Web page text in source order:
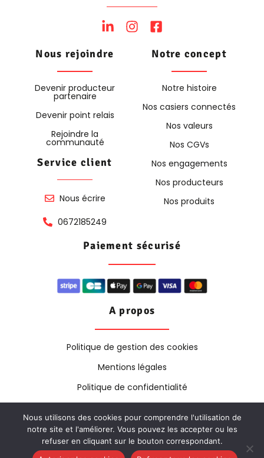
Nous rejoindre
Devenir producteur
partenaire
Devenir point relais
Rejoindre la
communauté
Service client
Nous écrire
0672185249
Notre concept
Notre histoire
Nos casiers connectés
Nos valeurs
Nos CGVs
Nos engagements
Nos producteurs
Nos produits
Paiement sécurisé
A propos
Politique de gestion des cookies
Mentions légales
Politique de confidentialité
Copyright © 2025. Tous Droits Réservés | Création &
Design ByPixel Concept
Nous utilisons des cookies pour comprendre l'utilisation de
notre site et l'améliorer. Vous pouvez les accepter ou les
refuser en cliquant sur le bouton correspondant.